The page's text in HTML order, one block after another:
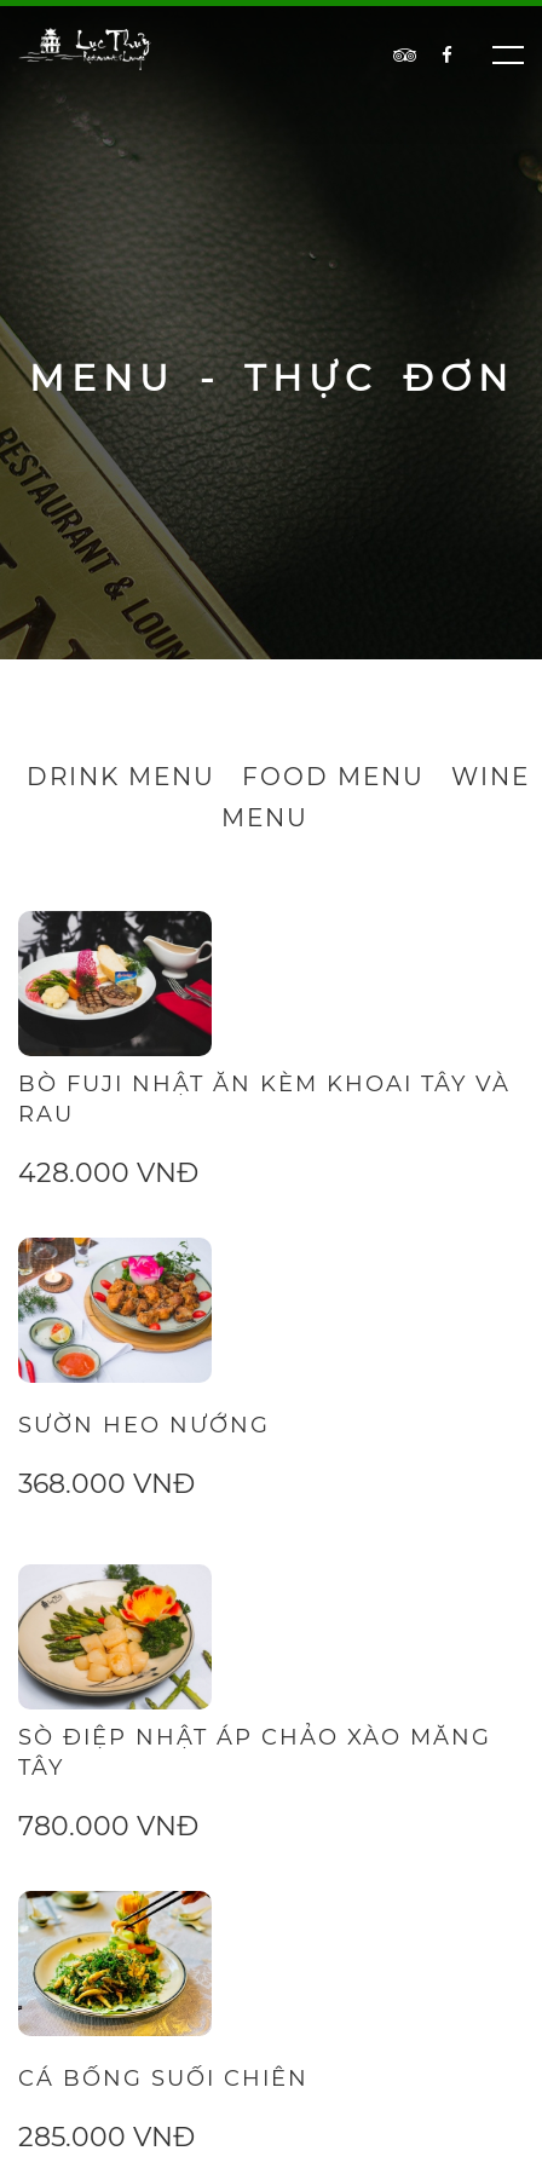
MENU - THỰC ĐƠN
DRINK MENU FOOD MENU
WINE
MENU
BÒ FUJI NHẬT ĂN KÈM KHOAI TÂY VÀ
RAU
428.000 VNĐ
SƯỜN HEO NƯỚNG
368.000 VNĐ
SÒ ĐIỆP NHẬT ÁP CHẢO XÀO MĂNG
TÂY
780.000 VNĐ
CÁ BỐNG SUỐI CHIÊN
285.000 VNĐ